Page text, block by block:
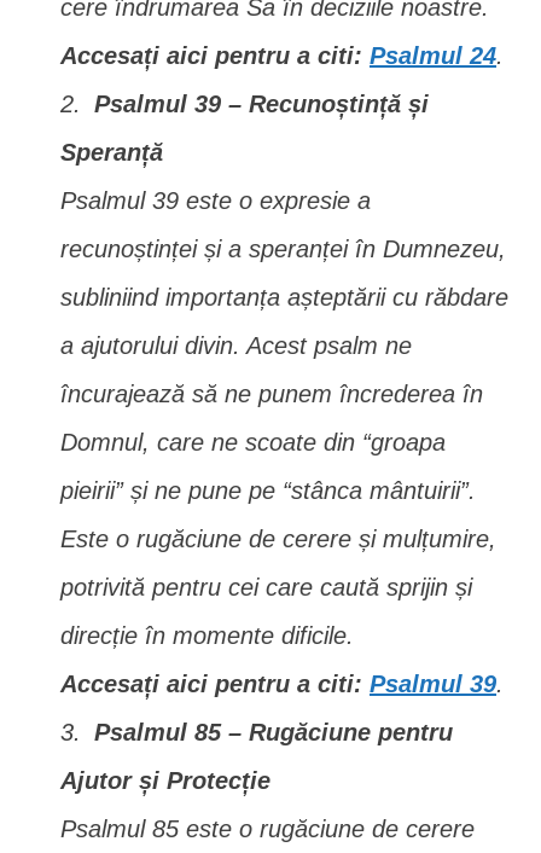
cere îndrumarea Sa în deciziile noastre.
Accesați aici pentru a citi: Psalmul 24.
Psalmul 39 – Recunoștință și
Speranță
Psalmul 39 este o expresie a
recunoștinței și a speranței în Dumnezeu,
subliniind importanța așteptării cu răbdare
a ajutorului divin. Acest psalm ne
încurajează să ne punem încrederea în
Domnul, care ne scoate din “groapa
pieirii” și ne pune pe “stânca mântuirii”.
Este o rugăciune de cerere și mulțumire,
potrivită pentru cei care caută sprijin și
direcție în momente dificile.
Accesați aici pentru a citi: Psalmul 39.
Psalmul 85 – Rugăciune pentru
Ajutor și Protecție
Psalmul 85 este o rugăciune de cerere